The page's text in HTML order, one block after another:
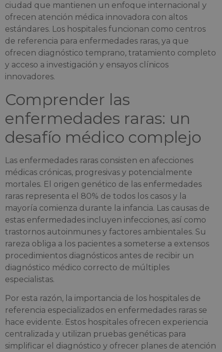
ciudad que mantienen un enfoque internacional y
ofrecen atención médica innovadora con altos
estándares. Los hospitales funcionan como centros
de referencia para enfermedades raras, ya que
ofrecen diagnóstico temprano, tratamiento completo
y acceso a investigación y ensayos clínicos
innovadores.
Comprender las
enfermedades raras: un
desafío médico complejo
Las enfermedades raras consisten en afecciones
médicas crónicas, progresivas y potencialmente
mortales. El origen genético de las enfermedades
raras representa el 80% de todos los casos y la
mayoría comienza durante la infancia. Las causas de
estas enfermedades incluyen infecciones, así como
trastornos autoinmunes y factores ambientales. Su
rareza obliga a los pacientes a someterse a extensos
procedimientos diagnósticos antes de recibir un
diagnóstico médico correcto de múltiples
especialistas.
Por esta razón, la importancia de los hospitales de
referencia especializados en enfermedades raras se
hace evidente. Estos hospitales ofrecen experiencia
centralizada y utilizan pruebas genéticas para
simplificar el diagnóstico y ofrecer planes de atención